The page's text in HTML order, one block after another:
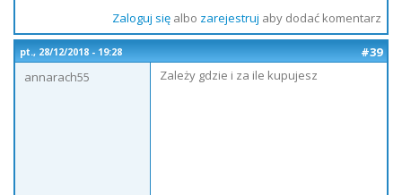
Zaloguj sięalbo zarejestruj aby dodać komentarz
pt., 28/12/2018 - 19:28
#39
annarach55
Zależy gdzie i za ile kupujesz